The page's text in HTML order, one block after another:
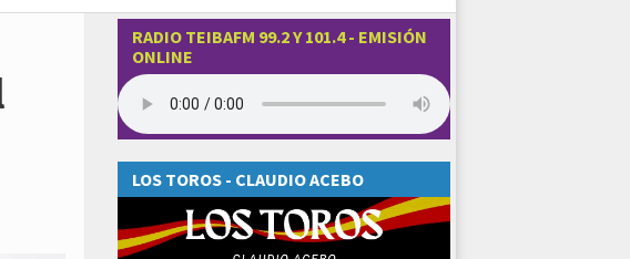
RADIO TEIBAFM 99.2 Y 101.4 - EMISIÓN
ONLINE
LOS TOROS - CLAUDIO ACEBO